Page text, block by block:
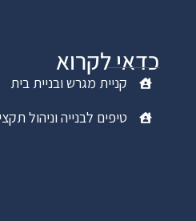
כדאי לקרוא
קניית מגרש ובניית בית
טיפים לבנייה וניהול